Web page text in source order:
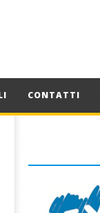
CONTATTI